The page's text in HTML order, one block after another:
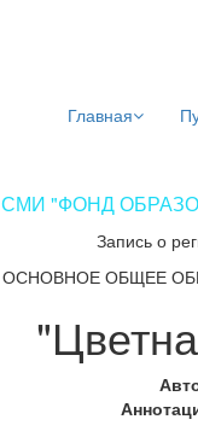
Главная
СМИ "ФОНД
Запись о
ОСНОВНОЕ ОБЩЕЕ